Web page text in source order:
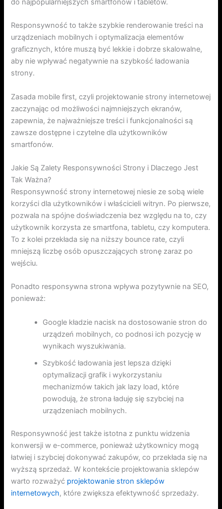
do najpopularniejszych smartfonów i tabletów.
Responsywność to także szybkie renderowanie treści na
urządzeniach mobilnych i optymalizacja elementów
graficznych, które muszą być lekkie i dobrze skalowalne,
aby nie wpływać negatywnie na szybkość ładowania
strony.
Zasada mobile first, czyli projektowanie strony internetowej
zaczynając od możliwości najmniejszych ekranów,
zapewnia, że najważniejsze treści i funkcjonalności są
zawsze dostępne i czytelne dla użytkowników
smartfonów.
Jakie Są Zalety Responsywności Strony i Dlaczego Jest
Tak Ważna?
Responsywność strony internetowej niesie ze sobą wiele
korzyści dla użytkowników i właścicieli witryn. Po pierwsze,
pozwala na spójne doświadczenia bez względu na to, czy
użytkownik korzysta ze smartfona, tabletu, czy komputera.
To z kolei przekłada się na niższy bounce rate, czyli
mniejszą liczbę osób opuszczających stronę zaraz po
wejściu.
Ponadto responsywna strona wpływa pozytywnie na SEO,
ponieważ:
Google kładzie nacisk na dostosowanie stron do
urządzeń mobilnych, co podnosi ich pozycję w
wynikach wyszukiwania.
Szybkość ładowania jest lepsza dzięki
optymalizacji grafik i wykorzystaniu
mechanizmów takich jak lazy load, które
powodują, że strona ładuję się szybciej na
urządzeniach mobilnych.
Responsywność jest także istotna z punktu widzenia
konwersji w e-commerce, ponieważ użytkownicy mogą
łatwiej i szybciej dokonywać zakupów, co przekłada się na
wyższą sprzedaż. W kontekście projektowania sklepów
warto rozważyć projektowanie stron sklepów
internetowych, które zwiększa efektywność sprzedaży.